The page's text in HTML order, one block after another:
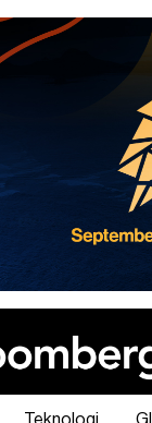
Teknologi